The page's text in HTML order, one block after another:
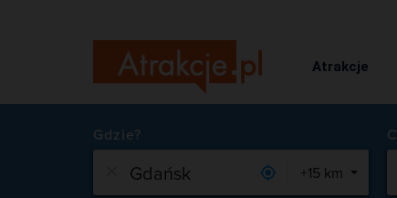
Atrakcje
Gdzie?
+15 km